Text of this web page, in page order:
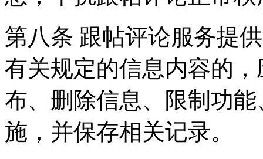
第八条 跟帖评论服务提
有关规定的信息内容的
布、删除信息、限制功
施，并保存相关记录。